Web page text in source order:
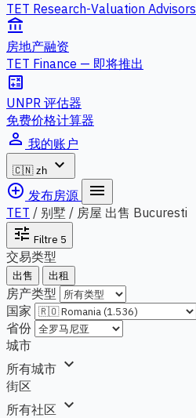
TET Research-Valuation Advisors
account_balance
房地产融资
TET Finance — 即将推出
calculate
UNPR 评估器
免费价格计算器
person_outline 我的账户
🇨🇳 zh
expand_more
add_circle_outline 发布房源 menu
TET / 别墅 / 房屋 出售 Bucuresti
tune Filtre 5
交易类型
出售 出租
房产类型
国家
省份
城市
所有城市 expand_more
街区
所有社区 expand_more